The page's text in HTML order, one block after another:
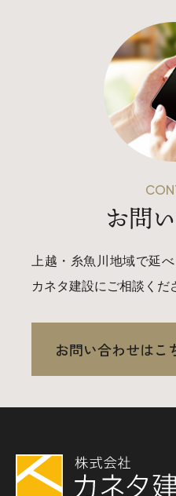
お問
上越・糸魚川地域で延
カネタ建設にご相談くだ
お問い合わせはこ